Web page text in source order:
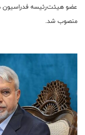
عضو هیئت‌رئیسه فدراسیون
منصوب شد.